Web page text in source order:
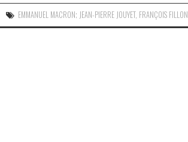
EMMANUEL MACRON; JEAN-PIERRE JOUYET, FRANÇOIS FILLON